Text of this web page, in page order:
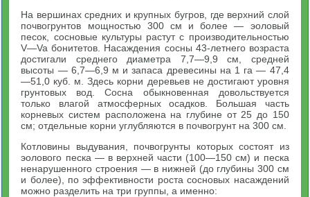
На вершинах средних и крупных бугров, где верхний слой
почвогрунтов мощностью 300 см и более — эоловый
песок, сосновые культуры растут с производительностью
V—Va бонитетов. Насаждения сосны 43-летнего возраста
достигали среднего диаметра 7,7—9,9 см, средней
высоты — 6,7—6,9 м и запаса древесины на 1 га — 47,4
—51,0 куб. м. Здесь корни деревьев не достигают уровня
грунтовых вод. Сосна обыкновенная довольствуется
только влагой атмосферных осадков. Большая часть
корневых систем расположена на глубине от 25 до 150
см; отдельные корни углубляются в почвогрунт на 300 см.
Котловины выдувания, почвогрунты которых состоят из
эолового песка — в верхней части (100—150 см) и песка
ненарушенного строения — в нижней (до глубины 300 см
и более), по эффективности роста сосновых насаждений
можно разделить на три группы, а именно: